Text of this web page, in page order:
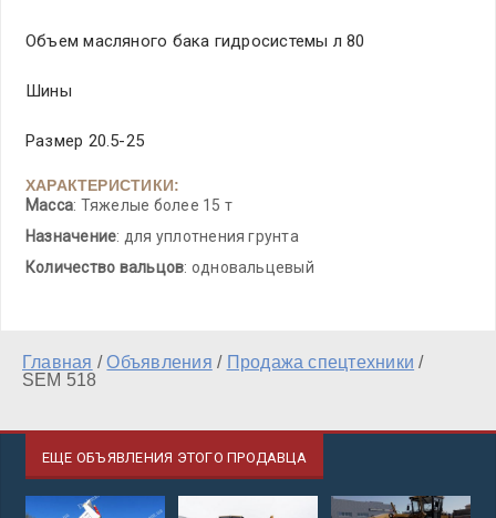
Объем масляного бака гидросистемы л 80
Шины
Размер 20.5-25
ХАРАКТЕРИСТИКИ:
Масса: Тяжелые более 15 т
Назначение: для уплотнения грунта
Количество вальцов: одновальцевый
Главная /Объявления / Продажа спецтехники /
SEM 518
ЕЩЕ ОБЪЯВЛЕНИЯ ЭТОГО ПРОДАВЦА